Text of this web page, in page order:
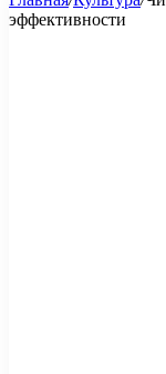
эффективности